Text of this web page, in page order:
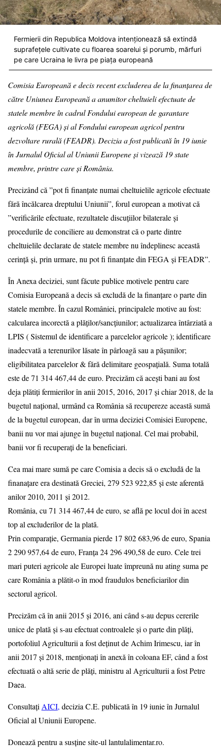
Fermierii din Republica Moldova intenționează să extindă
suprafețele cultivate cu floarea soarelui și porumb, mărfuri
pe care Ucraina le livra pe piața europeană
Comisia Europeană e decis recent excluderea de la finanțarea de
către Uniunea Europeană a anumitor cheltuieli efectuate de
statele membre în cadrul Fondului european de garantare
agricolă (FEGA) și al Fondului european agricol pentru
dezvoltare rurală (FEADR). Decizia a fost publicată în 19 iunie
în Jurnalul Oficial al Uniunii Europene și vizează 19 state
membre, printre care și România.
Precizând că ”pot fi finanțate numai cheltuielile agricole efectuate
fără încălcarea dreptului Uniunii”, forul european a motivat că
”verificările efectuate, rezultatele discuțiilor bilaterale și
procedurile de conciliere au demonstrat că o parte dintre
cheltuielile declarate de statele membre nu îndeplinesc această
cerință și, prin urmare, nu pot fi finanțate din FEGA și FEADR”.
În Anexa deciziei, sunt făcute publice motivele pentru care
Comisia Europeană a decis să excludă de la finanțare o parte din
statele membre. În cazul României, principalele motive au fost:
calcularea incorectă a plăților/sancțiunilor; actualizarea întârziată a
LPIS ( Sistemul de identificare a parcelelor agricole ); identificare
inadecvată a terenurilor lăsate în pârloagă sau a pășunilor;
eligibilitatea parcelelor & fără delimitare geospațială. Suma totală
este de 71 314 467,44 de euro. Precizăm că acești bani au fost
deja plătiți fermierilor în anii 2015, 2016, 2017 și chiar 2018, de la
bugetul național, urmând ca România să recupereze această sumă
de la bugetul european, dar în urma deciziei Comisiei Europene,
banii nu vor mai ajunge în bugetul național. Cel mai probabil,
banii vor fi recuperați de la beneficiari.
Cea mai mare sumă pe care Comisia a decis să o excludă de la
finanațare era destinată Greciei, 279 523 922,85 și este aferentă
anilor 2010, 2011 și 2012.
România, cu 71 314 467,44 de euro, se află pe locul doi în acest
top al excluderilor de la plată.
Prin comparație, Germania pierde 17 802 683,96 de euro, Spania
2 290 957,64 de euro, Franța 24 296 490,58 de euro. Cele trei
mari puteri agricole ale Europei luate împreună nu ating suma pe
care România a plătit-o în mod fraudulos beneficiarilor din
sectorul agricol.
Precizăm că în anii 2015 și 2016, ani când s-au depus cererile
unice de plată și s-au efectuat controalele și o parte din plăți,
portofoliul Agriculturii a fost deținut de Achim Irimescu, iar în
anii 2017 și 2018, menționați în anexă în coloana EF, când a fost
efectuată o altă serie de plăți, ministru al Agriculturii a fost Petre
Daea.
Consultați AICI, decizia C.E. publicată în 19 iunie în Jurnalul
Oficial al Uniunii Europene.
Donează pentru a susține site-ul lantulalimentar.ro.